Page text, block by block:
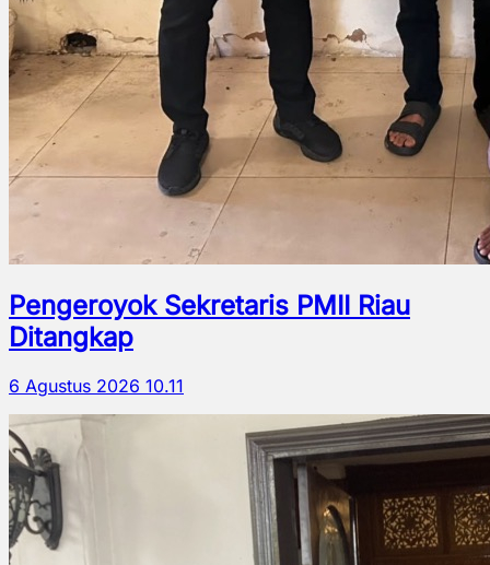
Pengeroyok Sekretaris PMII Riau
Ditangkap
6 Agustus 2026 10.11